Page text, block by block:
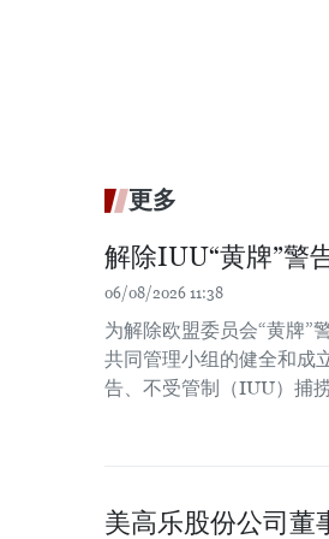
更多
解除IUU“黄牌”警
06/08/2026 11:38
为解除欧盟委员会“黄牌”
共同管理小组的健全和成
告、不受管制（IUU）捕
美高乐股份公司董